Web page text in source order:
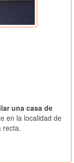
una casa de
en la localidad de
recta.